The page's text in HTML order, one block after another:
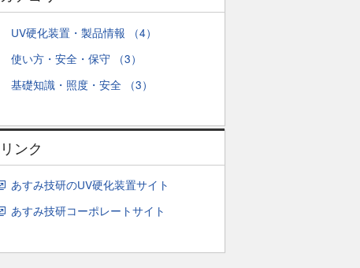
UV硬化装置・製品情報 （4）
使い方・安全・保守 （3）
基礎知識・照度・安全 （3）
リンク
あすみ技研のUV硬化装置サイト
あすみ技研コーポレートサイト